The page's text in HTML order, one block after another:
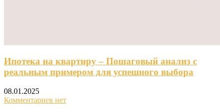
Ипотека на квартиру – Пошаговый анализ с
реальным примером для успешного выбора
08.01.2025
Комментариев нет